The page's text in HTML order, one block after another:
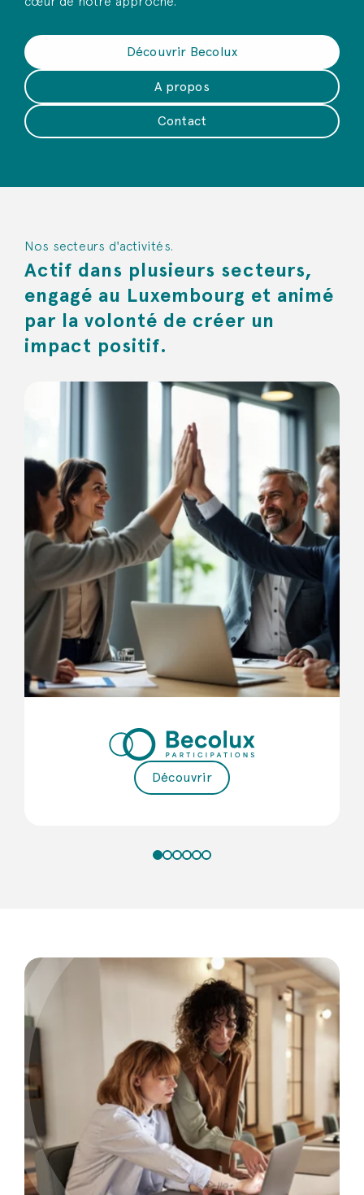
Découvrir Becolux
A propos
Contact
Nos secteurs d'activités.
Actif dans plusieurs secteurs,
engagé au Luxembourg et animé
par la volonté de créer un
impact positif.
Découvrir